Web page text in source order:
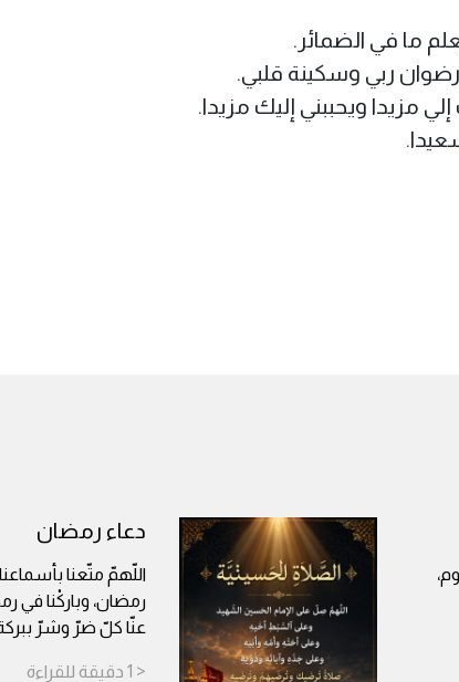
ما في الضمائر.
ربي وسكينة قلبي.
مزيدا ويحببني إليك مزيدا.
دعاء رمضان
اللّهمّ متّعنا
رمضان، وباركْنا في
عنّا كلّ ضرّ وشرّ
< 1 دقيقة للقراءة